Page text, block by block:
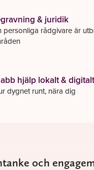
& juridik
personliga rådgivare är
hjälp lokalt & digitalt
dygnet runt, nära dig
och